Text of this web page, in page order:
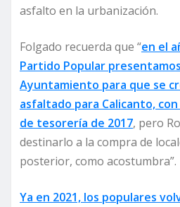
asfalto en la urbanización.
Folgado recuerda que “en el
Partido Popular
Ayuntamiento para que se
asfaltado para Calicanto,
de tesorería de 2017, pero
destinarlo a la compra de
posterior, como acostumbra”.
Ya en 2021, los populares